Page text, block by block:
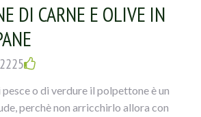
DI CARNE E OLIVE IN
pesce o di verdure il polpettone è un
perchè non arricchirlo allora con